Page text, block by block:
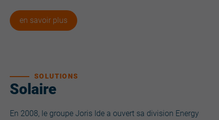
en savoir plus
Solaire
SOLUTIONS
En 2008, le groupe Joris Ide a ouvert sa division Energy